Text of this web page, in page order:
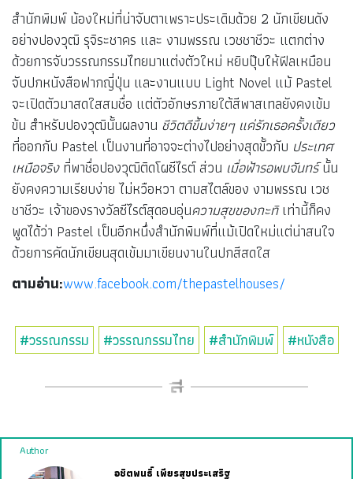
สำนักพิมพ์ น้องใหม่ที่น่าจับตาเพราะประเดิมด้วย 2 นักเขียนดัง
อย่างปองวุฒิ รุจิระชาคร และ งามพรรณ เวชชาชีวะ แตกต่าง
ด้วยการจับวรรณกรรมไทยมาแต่งตัวใหม่ หยิบปุ๊บให้ฟีลเหมือน
จับปกหนังสือฟากญี่ปุ่น และงานแบบ Light Novel แม้ Pastel
จะเปิดตัวมาสดใสสมชื่อ แต่ตัวอักษรภายใต้สีพาสเทลยังคงเข้ม
ข้น สำหรับปองวุฒินั้นผลงาน ชีวิตดีขึ้นง่ายๆ แค่รักเธอครั้งเดียว
ที่ออกกับ Pastel เป็นงานที่อาจจะต่างไปอย่างสุดขั้วกับ ประเทศ
เหนือจริงที่พาชื่อปองวุฒิติดโผซีไรต์ ส่วน เมื่อฟ้ารอพบจันทร์นั้น
ยังคงความเรียบง่าย ไม่หวือหวา ตามสไตล์ของ งามพรรณ เวช
ชาชีวะ เจ้าของรางวัลซีไรต์สุดอบอุ่นความสุขของกะทิเท่านี้ก็คง
พูดได้ว่า Pastel เป็นอีกหนึ่งสำนักพิมพ์ที่แม้เปิดใหม่แต่น่าสนใจ
ด้วยการคัดนักเขียนสุดเข้มมาเขียนงานในปกสีสดใส
ตามอ่าน:www.facebook.com/thepastelhouses/
#วรรณกรรม #วรรณกรรมไทย #สำนักพิมพ์ #หนังสือ
Author
อชิตพนธิ์ เพียรสุขประเสริฐ